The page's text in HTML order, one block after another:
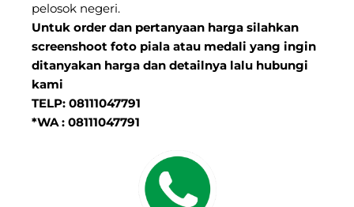
pelosok negeri.
Untuk order dan pertanyaan harga silahkan
screenshoot foto piala atau medali yang ingin
ditanyakan harga dan detailnya lalu hubungi
kami
TELP: 08111047791
*WA : 08111047791